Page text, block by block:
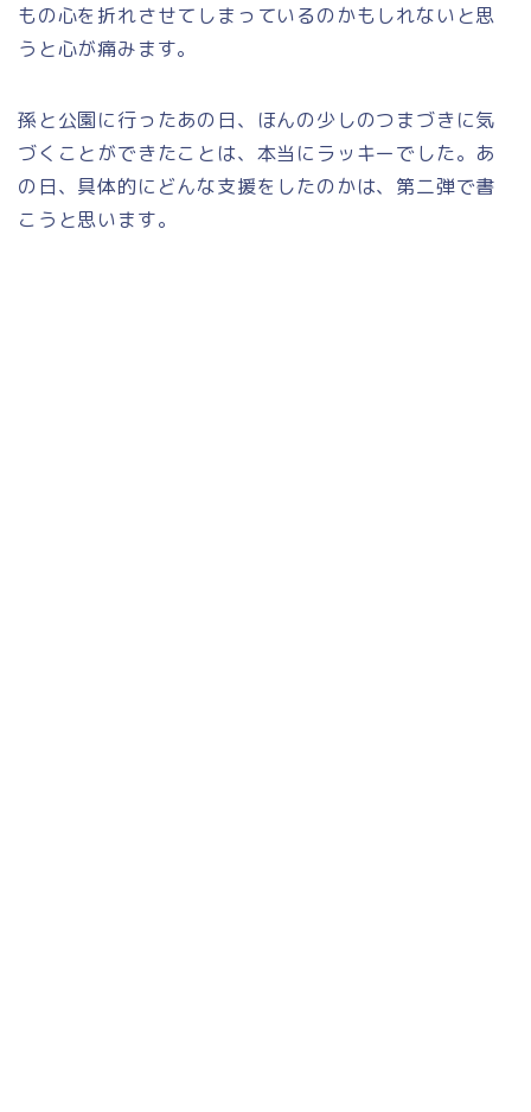
もの心を折れさせてしまっているのかもしれないと思
うと心が痛みます。
孫と公園に行ったあの日、ほんの少しのつまづきに気
づくことができたことは、本当にラッキーでした。あ
の日、具体的にどんな支援をしたのかは、第二弾で書
こうと思います。